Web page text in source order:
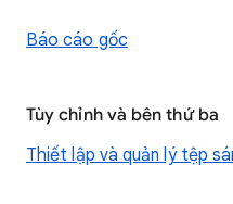
Báo cáo gốc
Tùy chỉnh và bên thứ ba
Thiết lập và quản lý tệp